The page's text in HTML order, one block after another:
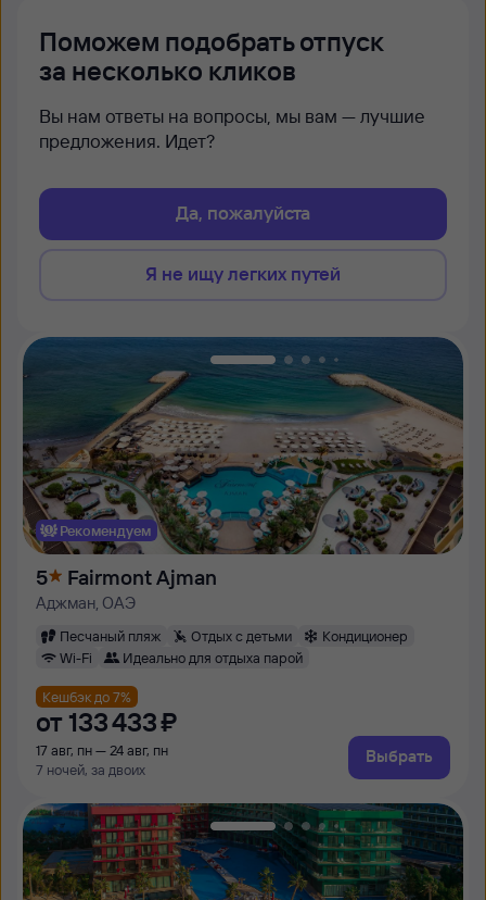
Поможем подобрать отпуск
за несколько кликов
Вы нам ответы на вопросы, мы вам — лучшие
предложения. Идет?
Да, пожалуйста
Я не ищу легких путей
Рекомендуем
5 Fairmont Ajman
Аджман, ОАЭ
Песчаный пляж Отдых с детьми
Кондиционер
Wi-Fi
Идеально для отдыха парой
Кешбэк до 7%
от 133 ⁠433 ⁠₽
17 авг, пн — 24 авг, пн
7 ночей, за двоих
Выбрать